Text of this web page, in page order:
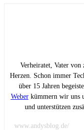
Verheiratet, Vater von
Herzen. Schon immer
über 15 Jahren
Weberkümmern wir uns
und unterstützen
www.andysblog.de/